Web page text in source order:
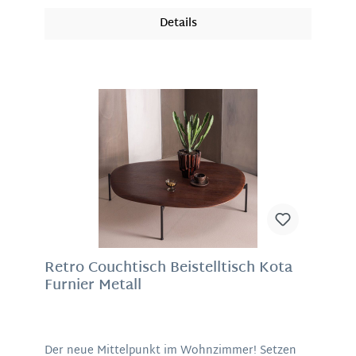
luxuriösen Hochglanz-Finish, spiegeln die
Oberflächen das Licht auf besonders elegante
nicht nur schön, sondern auch super pflegeleicht
und langlebig. Von warmen, erdigen Tönen bis
hin zu knalligem Pink – diese Pieces lieben es,
aufzufallen. Solo oder kombiniert entfalten sie
ihren ganz eigenen Charakter und machen Ihr
Zuhause ein Stück individueller.Material:
MetallMaße:
Details
Retro Couchtisch Beistelltisch Kota
Furnier Metall
Der neue Mittelpunkt im Wohnzimmer! Setzen